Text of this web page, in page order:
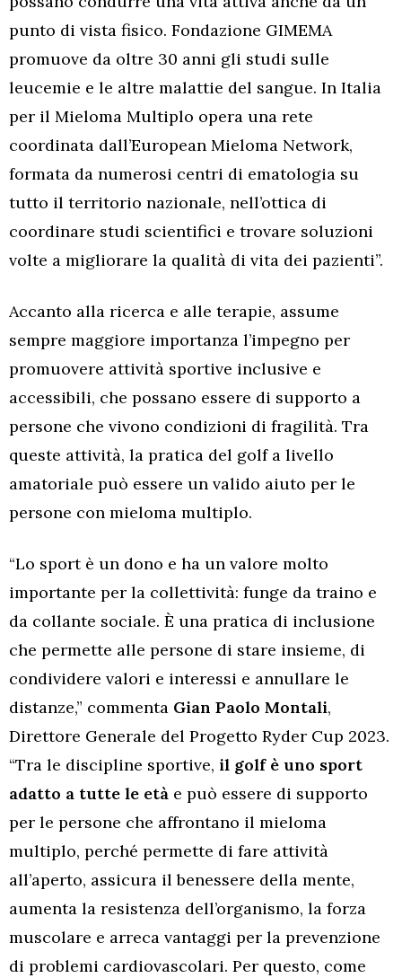
punto di vista fisico. Fondazione GIMEMA
promuove da oltre 30 anni gli studi sulle
leucemie e le altre malattie del sangue. In Italia
per il Mieloma Multiplo opera una rete
coordinata dall’European Mieloma Network,
formata da numerosi centri di ematologia su
tutto il territorio nazionale, nell’ottica di
coordinare studi scientifici e trovare soluzioni
volte a migliorare la qualità di vita dei pazienti”.
Accanto alla ricerca e alle terapie, assume
sempre maggiore importanza l’impegno per
promuovere attività sportive inclusive e
accessibili, che possano essere di supporto a
persone che vivono condizioni di fragilità. Tra
queste attività, la pratica del golf a livello
amatoriale può essere un valido aiuto per le
persone con mieloma multiplo.
“Lo sport è un dono e ha un valore molto
importante per la collettività: funge da traino e
da collante sociale. È una pratica di inclusione
che permette alle persone di stare insieme, di
condividere valori e interessi e annullare le
distanze,” commenta Gian Paolo Montali,
Direttore Generale del Progetto Ryder Cup 2023.
“Tra le discipline sportive, il golf è uno sport
adatto a tutte le età e può essere di supporto
per le persone che affrontano il mieloma
multiplo, perché permette di fare attività
all’aperto, assicura il benessere della mente,
aumenta la resistenza dell’organismo, la forza
muscolare e arreca vantaggi per la prevenzione
di problemi cardiovascolari. Per questo, come